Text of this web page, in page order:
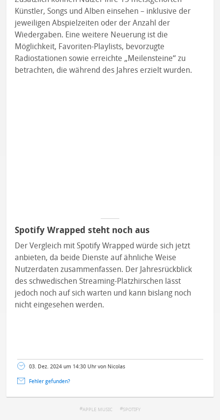
Künstler, Songs und Alben einsehen – inklusive der
jeweiligen Abspielzeiten oder der Anzahl der
Wiedergaben. Eine weitere Neuerung ist die
Möglichkeit, Favoriten-Playlists, bevorzugte
Radiostationen sowie erreichte „Meilensteine“ zu
betrachten, die während des Jahres erzielt wurden.
Spotify Wrapped steht noch aus
Der Vergleich mit Spotify Wrapped würde sich jetzt
anbieten, da beide Dienste auf ähnliche Weise
Nutzerdaten zusammenfassen. Der Jahresrückblick
des schwedischen Streaming-Platzhirschen lässt
jedoch noch auf sich warten und kann bislang noch
nicht eingesehen werden.
03. Dez. 2024 um 14:30 Uhr von Nicolas
Fehler gefunden?
APPLE MUSIC SPOTIFY